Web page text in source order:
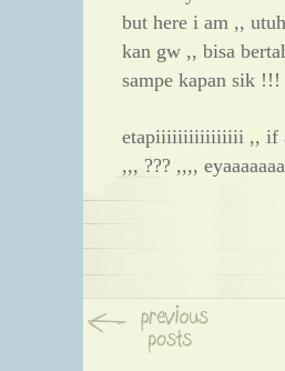
but here i am ,,
kan gw ,, bisa
sampe kapan sik
etapiiiiiiiiiiiiiiii ,, if
,,, ??? ,,,,